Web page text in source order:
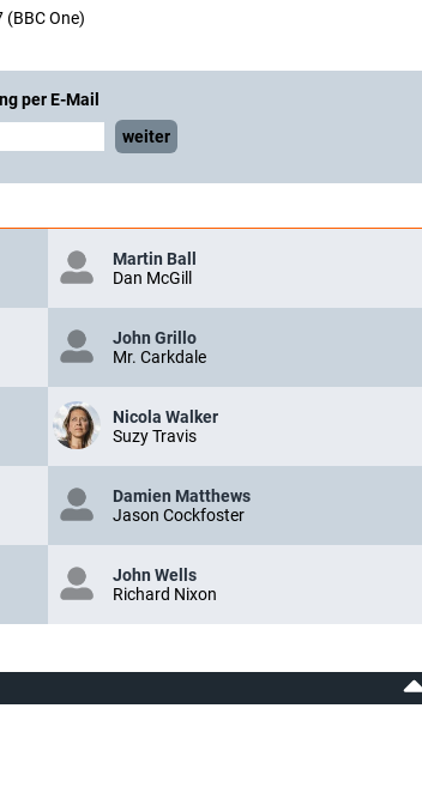
(BBC One)
per E-Mail
weiter
Martin Ball
Dan McGill
John Grillo
Mr. Carkdale
Nicola Walker
Suzy Travis
Damien Matthews
Jason Cockfoster
John Wells
Richard Nixon